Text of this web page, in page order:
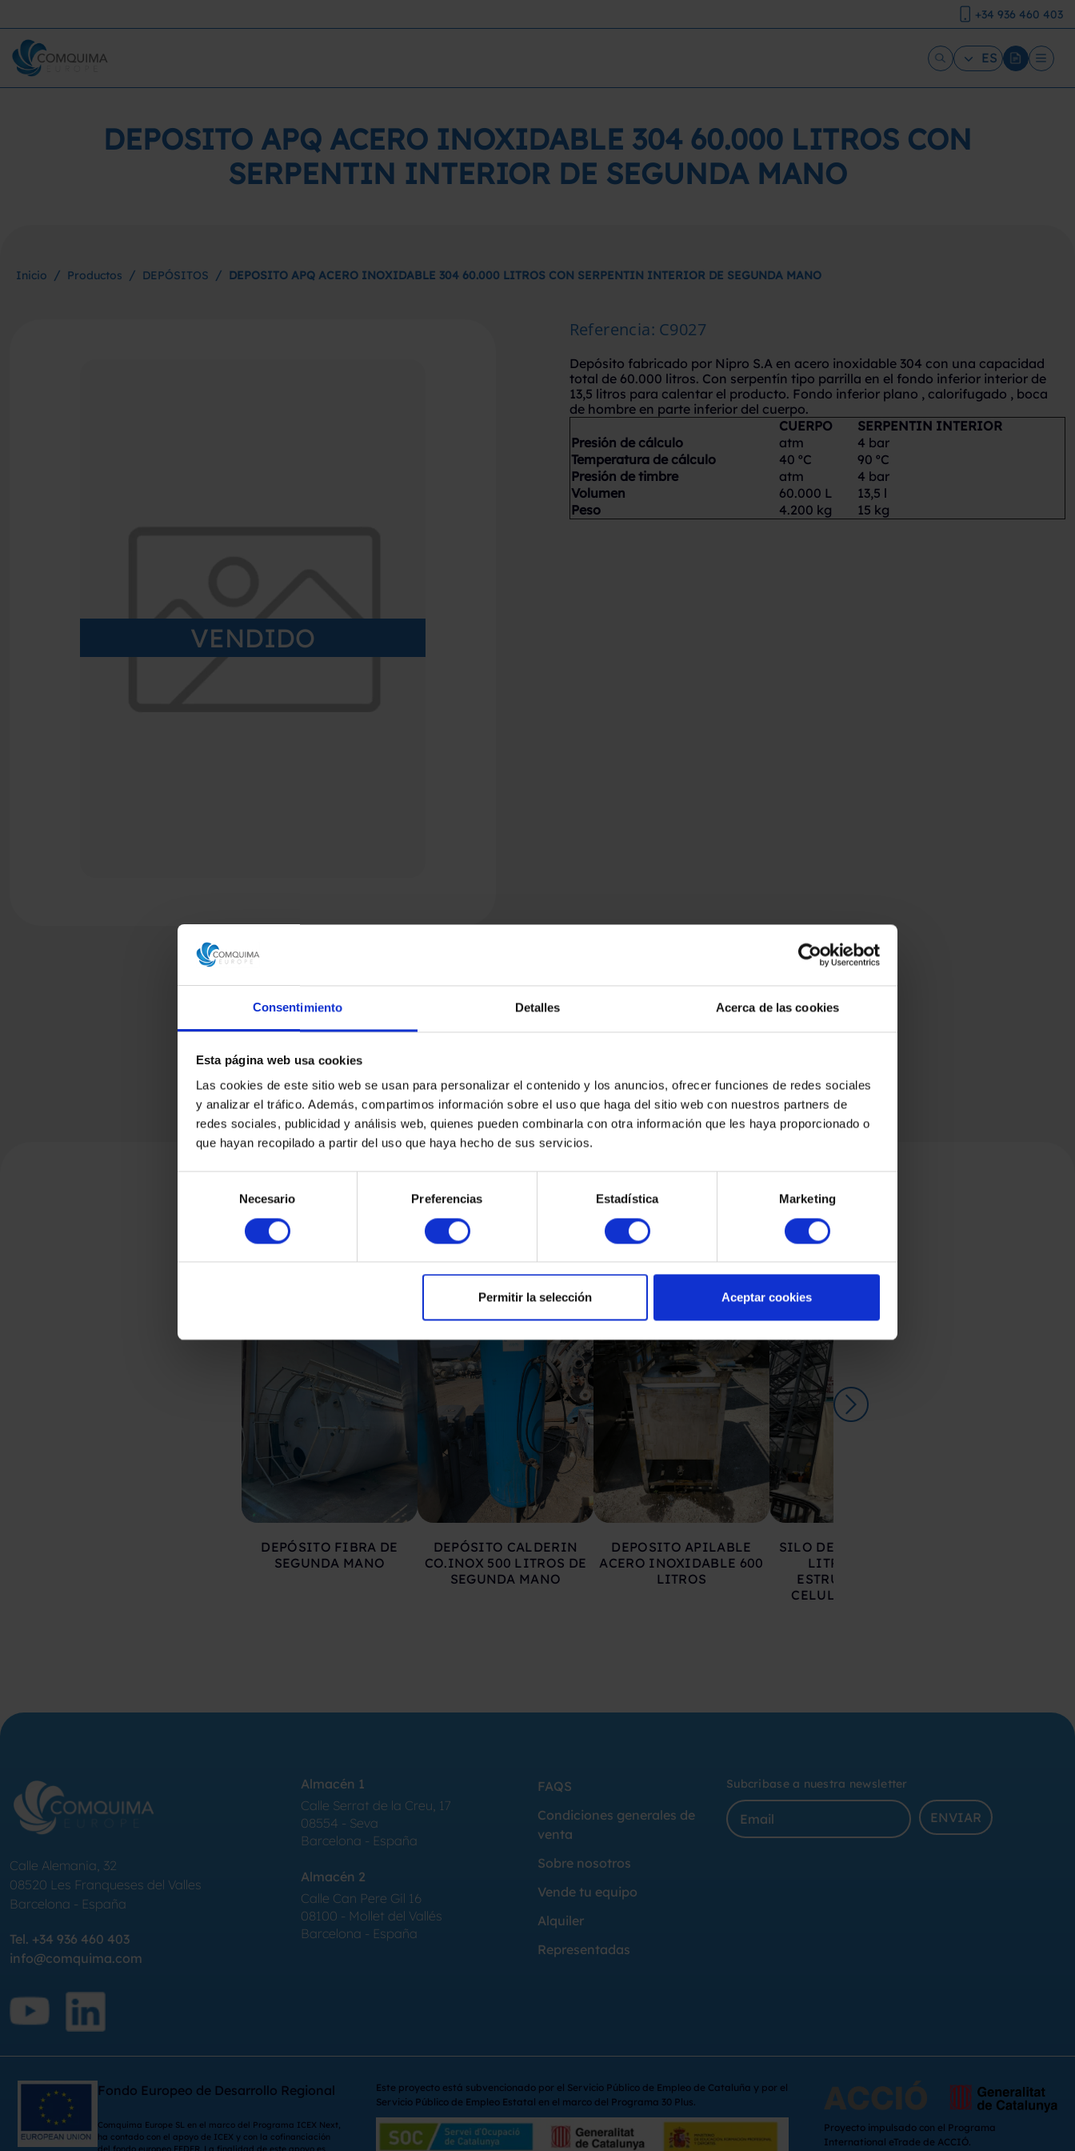
Consentimiento Detalles Acerca de las cookies
Esta página web usa cookies
Las cookies de este sitio web se usan para personalizar el contenido y los anuncios, ofrecer funciones de redes sociales
y analizar el tráfico. Además, compartimos información sobre el uso que haga del sitio web con nuestros partners de
redes sociales, publicidad y análisis web, quienes pueden combinarla con otra información que les haya proporcionado o
que hayan recopilado a partir del uso que haya hecho de sus servicios.
consentimiento
Necesario Preferencias Estadística Marketing
Permitir la selección Aceptar cookies
+34 936 460 403
ES
DEPOSITO APQ ACERO INOXIDABLE 304 60.000 LITROS CON
SERPENTIN INTERIOR DE SEGUNDA MANO
Inicio / Productos / DEPÓSITOS / DEPOSITO APQ ACERO INOXIDABLE 304 60.000 LITROS CON SERPENTIN INTERIOR DE SEGUNDA MANO
VENDIDO
Referencia: C9027
Depósito fabricado por Nipro S.A en acero inoxidable 304 con una capacidad
total de 60.000 litros. Con serpentín tipo parrilla en el fondo inferior interior de
13,5 litros para calentar el producto. Fondo inferior plano , calorifugado , boca
de hombre en parte inferior del cuerpo.
CUERPO
SERPENTIN INTERIOR
Presión de cálculo
atm
4 bar
Temperatura de cálculo
40 ºC
90 ºC
Presión de timbre
atm
4 bar
Volumen
60.000 L
13,5 l
Peso
4.200 kg 15 kg
Productos Relacionados
DEPÓSITO FIBRA DE
SEGUNDA MANO
DEPÓSITO CALDERIN
CO.INOX 500 LITROS DE
SEGUNDA MANO
DEPOSITO APILABLE
ACERO INOXIDABLE 600
LITROS
SILO DE HIERRO 17.000
LITROS SOBRE
ESTRUCTURA CON
CELULAS DE CARGA
Calle Alemania, 32
08520 Les Franqueses del Valles
Barcelona - España
Tel. +34 936 460 403
info@comquima.com
Almacén 1
Calle Serrat de la Creu, 17
08554 - Seva
Barcelona - España
Almacén 2
Calle Can Pere Gil 16
08100 - Mollet del Vallés
Barcelona - España
FAQS
Condiciones generales de
venta
Sobre nosotros
Vende tu equipo
Alquiler
Representadas
Subcribase a nuestra newsletter
ENVIAR
Fondo Europeo de Desarrollo Regional
Comquima Europe SL en el marco del Programa ICEX Next,
ha contado con el apoyo de ICEX y con la cofinanciación
Este proyecto está subvencionado por el Servicio Público de Empleo de Cataluña y por el
Servicio Público de Empleo Estatal en el marco del Programa 30 Plus.
Proyecto impulsado con el Programa
International eTrade de ACCIÓ.